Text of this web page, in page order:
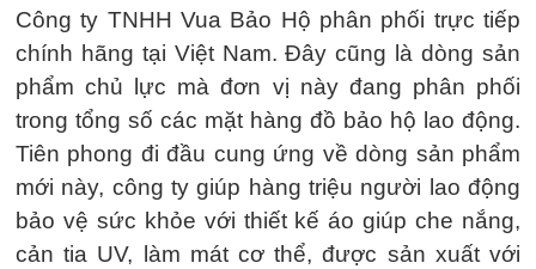
Công ty TNHH Vua Bảo Hộ phân phối trực tiếp
chính hãng tại Việt Nam. Đây cũng là dòng sản
phẩm chủ lực mà đơn vị này đang phân phối
trong tổng số các mặt hàng đồ bảo hộ lao động.
Tiên phong đi đầu cung ứng về dòng sản phẩm
mới này, công ty giúp hàng triệu người lao động
bảo vệ sức khỏe với thiết kế áo giúp che nắng,
cản tia UV, làm mát cơ thể, được sản xuất với